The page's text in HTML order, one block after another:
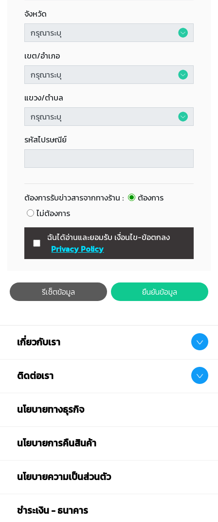
จังหวัด
เขต/อำเภอ
แขวง/ตำบล
รหัสไปรษณีย์
ต้องการรับข่าวสารจากทางร้าน :
ต้องการ
ไม่ต้องการ
ฉันได้อ่านและยอมรับ เงื่อนไข-ข้อตกลง
Privacy Policy
รีเซ็ตข้อมูล ยืนยันข้อมูล
เกี่ยวกับเรา
ติดต่อเรา
นโยบายทางธุรกิจ
นโยบายการคืนสินค้า
นโยบายความเป็นส่วนตัว
ชำระเงิน - ธนาคาร